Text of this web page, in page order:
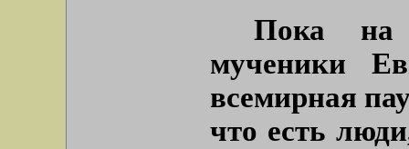
Пока на
мученики
всемирная
что есть